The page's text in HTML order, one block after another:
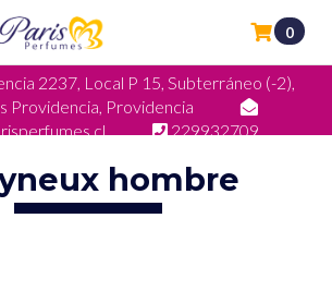
2237, Local P 15, Subterráneo (-2),
Providencia, Providencia
229932709
0
hombre